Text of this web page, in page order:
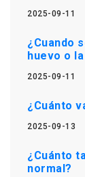
2025-09-11
¿Cuando
huevo o
2025-09-11
¿Cuánto
2025-09-13
¿Cuánto
normal?